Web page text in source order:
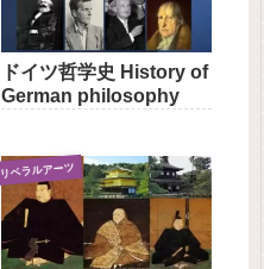
ドイツ哲学史 History of
German philosophy
リベラルアーツ